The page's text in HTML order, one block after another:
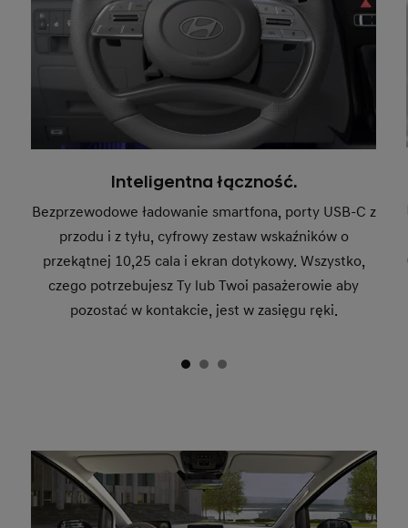
Inteligentna łączność.
Bezprzewodowe ładowanie smartfona, porty USB-C z
przodu i z tyłu, cyfrowy zestaw wskaźników o
przekątnej 10,25 cala i ekran dotykowy. Wszystko,
czego potrzebujesz Ty lub Twoi pasażerowie aby
pozostać w kontakcie, jest w zasięgu ręki.